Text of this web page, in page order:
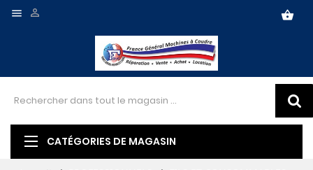
 shopping_basket

CATÉGORIES DE MAGASIN